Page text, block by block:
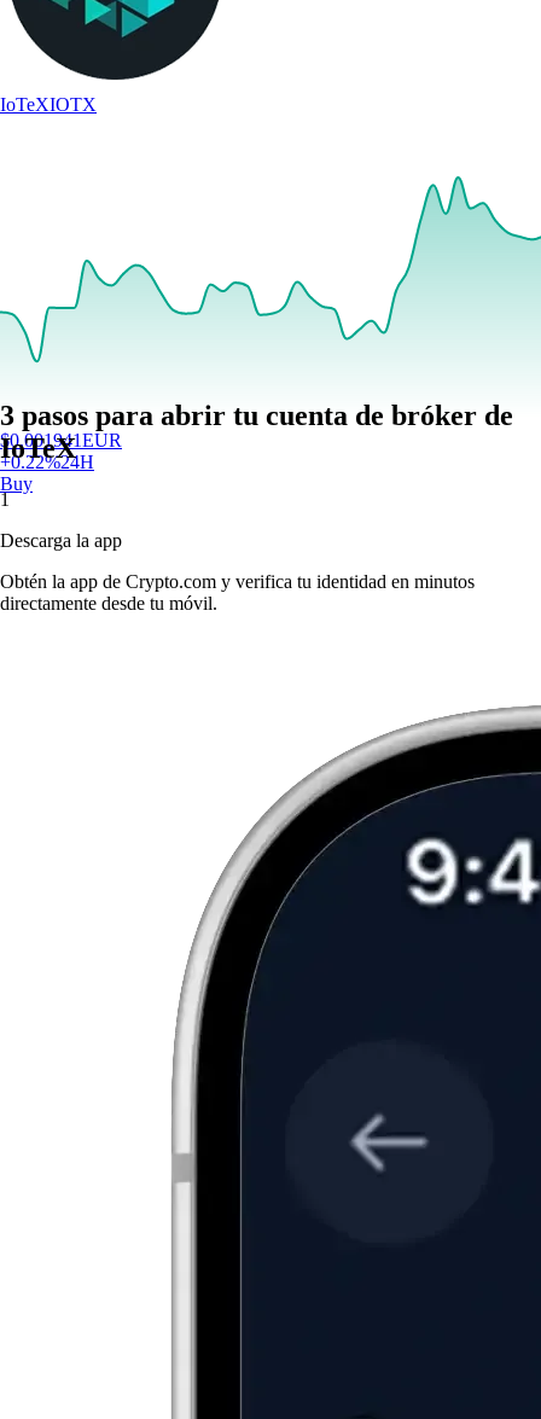
IoTeXIOTX
$0.001941EUR
+0.22%24H
Buy
3 pasos para abrir tu cuenta de bróker de
IoTeX
1
Descarga la app
Obtén la app de Crypto.com y verifica tu identidad en minutos
directamente desde tu móvil.